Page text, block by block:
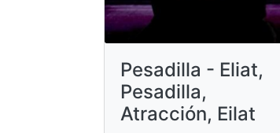
Pesadilla - Eliat,
Pesadilla,
Atracción, Eilat